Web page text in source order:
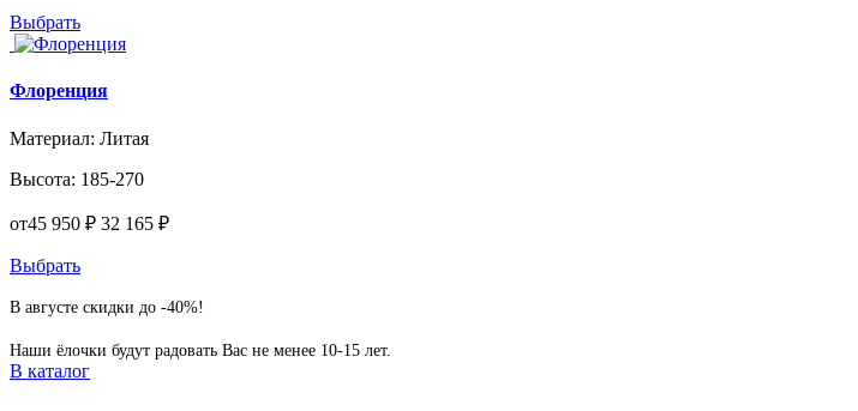
Выбрать
Флоренция
Материал: Литая
Высота: 185-270
от45 950 ₽ 32 165 ₽
Выбрать
В августе скидки до -40%!
Наши ёлочки будут радовать Вас не менее 10-15 лет.
В каталог